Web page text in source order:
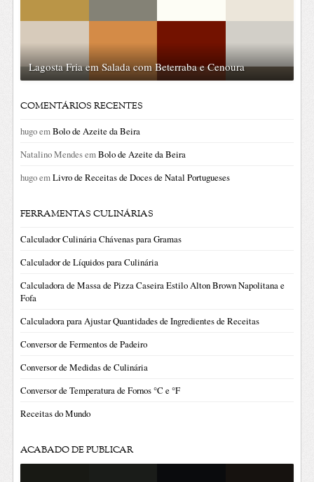
Lagosta Fria em Salada com Beterraba e Cenoura
COMENTÁRIOS RECENTES
hugoemBolo de Azeite da Beira
Natalino MendesemBolo de Azeite da Beira
hugoemLivro de Receitas de Doces de Natal Portugueses
FERRAMENTAS CULINÁRIAS
Calculador Culinária Chávenas para Gramas
Calculador de Líquidos para Culinária
Calculadora de Massa de Pizza Caseira Estilo Alton Brown Napolitana e
Fofa
Calculadora para Ajustar Quantidades de Ingredientes de Receitas
Conversor de Fermentos de Padeiro
Conversor de Medidas de Culinária
Conversor de Temperatura de Fornos °C e °F
Receitas do Mundo
ACABADO DE PUBLICAR